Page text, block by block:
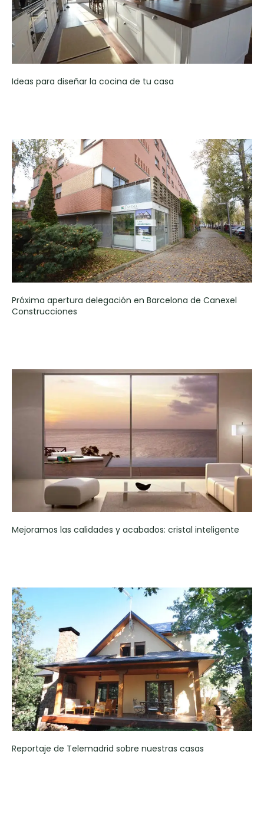
Ideas para diseñar la cocina de tu casa
Próxima apertura delegación en Barcelona de Canexel
Construcciones
Mejoramos las calidades y acabados: cristal inteligente
Reportaje de Telemadrid sobre nuestras casas